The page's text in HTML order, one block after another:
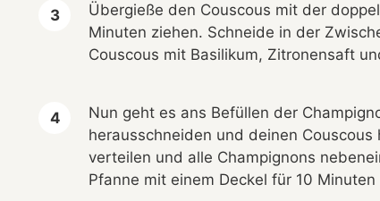
Übergieße den Couscous mit der
Minuten ziehen. Schneide in der
Couscous mit Basilikum, Zitronensaft
Nun geht es ans Befüllen der
herausschneiden und deinen
verteilen und alle Champignons
Pfanne mit einem Deckel für 10